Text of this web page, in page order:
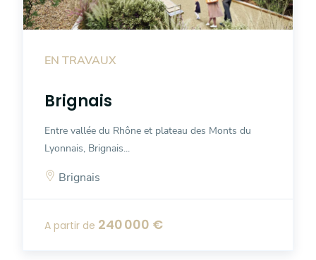
EN TRAVAUX
Brignais
Entre vallée du Rhône et plateau des Monts du
Lyonnais, Brignais...
Brignais
A partir de 240 000 €